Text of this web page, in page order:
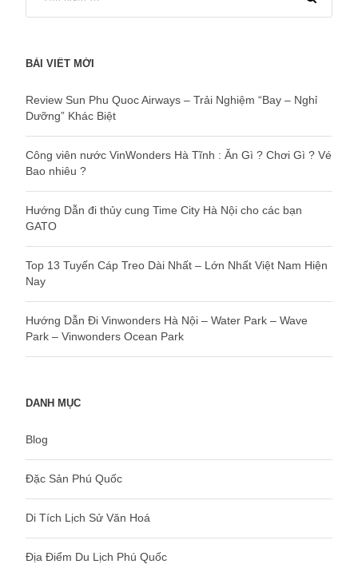
BÀI VIẾT MỚI
Review Sun Phu Quoc Airways – Trải Nghiệm “Bay – Nghỉ
Dưỡng” Khác Biệt
Công viên nước VinWonders Hà Tĩnh : Ăn Gì ? Chơi Gì ? Vé
Bao nhiêu ?
Hướng Dẫn đi thủy cung Time City Hà Nội cho các bạn
GATO
Top 13 Tuyến Cáp Treo Dài Nhất – Lớn Nhất Việt Nam Hiện
Nay
Hướng Dẫn Đi Vinwonders Hà Nội – Water Park – Wave
Park – Vinwonders Ocean Park
DANH MỤC
Blog
Đặc Sản Phú Quốc
Di Tích Lịch Sử Văn Hoá
Địa Điểm Du Lịch Phú Quốc